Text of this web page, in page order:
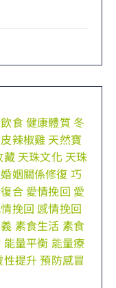
食健康體質 冬
辣椒雞 天然寶
藏 天珠文化 天珠
婚姻關係修復 巧
合 愛情挽回 愛
挽回 感情挽回
素食生活 素食
能量平衡 能量療
性提升預防感冒